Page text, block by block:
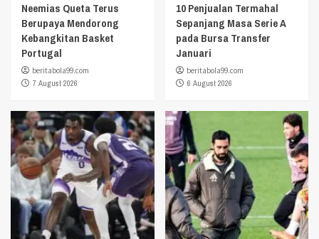
Neemias Queta Terus
Berupaya Mendorong
Kebangkitan Basket
Portugal
beritabola99.com
7 August 2026
10 Penjualan Termahal
Sepanjang Masa Serie A
pada Bursa Transfer
Januari
beritabola99.com
6 August 2026